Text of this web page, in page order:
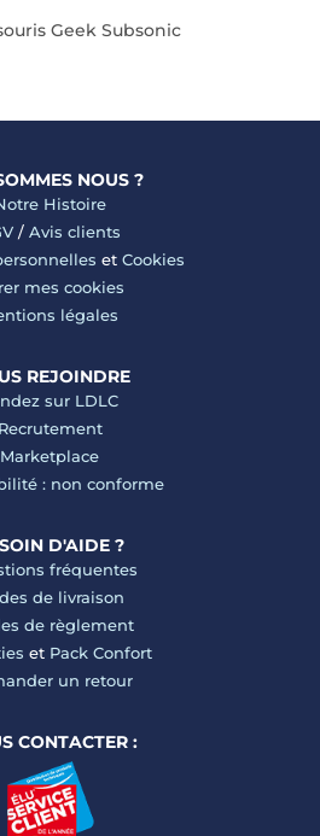
Geek Subsonic
NOUS ?
Histoire
/ Avis clients
et Cookies
mes cookies
légales
REJOINDRE
sur LDLC
Recrutement
Marketplace
: non conforme
D'AIDE ?
fréquentes
de livraison
de règlement
et Pack Confort
un retour
CONTACTER :